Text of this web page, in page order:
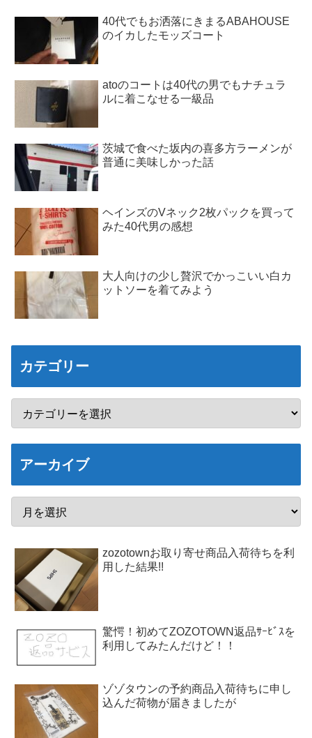
40代でもお洒落にきまるABAHOUSE
のイカしたモッズコート
atoのコートは40代の男でもナチュラ
ルに着こなせる一級品
茨城で食べた坂内の喜多方ラーメンが
普通に美味しかった話
ヘインズのVネック2枚パックを買って
みた40代男の感想
大人向けの少し贅沢でかっこいい白カ
ットソーを着てみよう
カテゴリー
アーカイブ
zozotownお取り寄せ商品入荷待ちを利
用した結果!!
驚愕！初めてZOZOTOWN返品ｻｰﾋﾞｽを
利用してみたんだけど！！
ゾゾタウンの予約商品入荷待ちに申し
込んだ荷物が届きましたが